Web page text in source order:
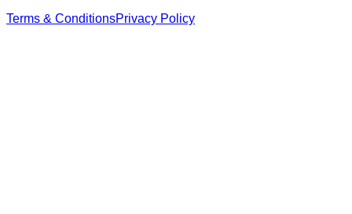
Terms & ConditionsPrivacy Policy